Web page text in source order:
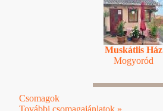
Muskátlis Ház
Mogyoród
Csomagok
További csomagajánlatok »